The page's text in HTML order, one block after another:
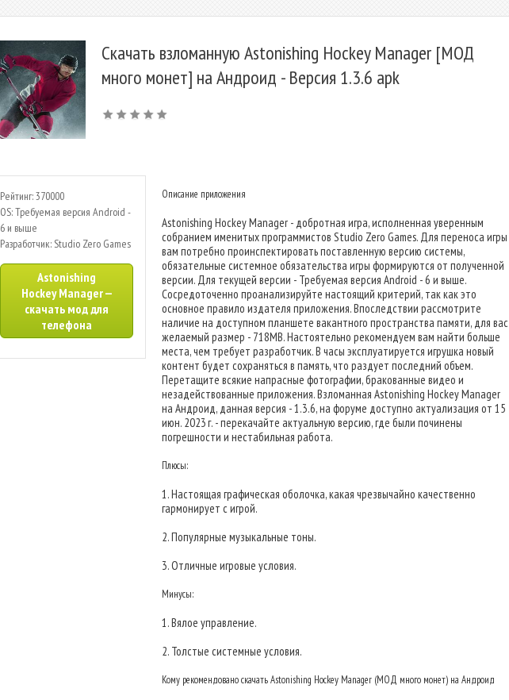
Скачать взломанную Astonishing Hockey Manager [МОД
много монет] на Андроид - Версия 1.3.6 apk
Рейтинг: 370000
OS: Требуемая версия Android -
6 и выше
Разработчик: Studio Zero Games
Astonishing
Hockey Manager —
скачать мод для
телефона
Описание приложения
Astonishing Hockey Manager - добротная игра, исполненная уверенным
собранием именитых программистов Studio Zero Games. Для переноса игры
вам потребно проинспектировать поставленную версию системы,
обязательные системное обязательства игры формируются от полученной
версии. Для текущей версии - Требуемая версия Android - 6 и выше.
Сосредоточенно проанализируйте настоящий критерий, так как это
основное правило издателя приложения. Впоследствии рассмотрите
наличие на доступном планшете вакантного пространства памяти, для вас
желаемый размер - 718MB. Настоятельно рекомендуем вам найти больше
места, чем требует разработчик. В часы эксплуатируется игрушка новый
контент будет сохраняться в память, что раздует последний объем.
Перетащите всякие напрасные фотографии, бракованные видео и
незадействованные приложения. Взломанная Astonishing Hockey Manager
на Андроид, данная версия - 1.3.6, на форуме доступно актуализация от 15
июн. 2023 г. - перекачайте актуальную версию, где были починены
погрешности и нестабильная работа.
Плюсы:
1. Настоящая графическая оболочка, какая чрезвычайно качественно
гармонирует с игрой.
2. Популярные музыкальные тоны.
3. Отличные игровые условия.
Минусы:
1. Вялое управление.
2. Толстые системные условия.
Кому рекомендовано скачать Astonishing Hockey Manager (МОД много монет) на Андроид